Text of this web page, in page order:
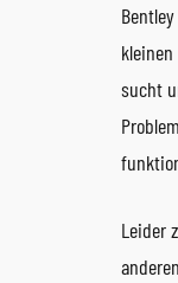
sucht
Leider